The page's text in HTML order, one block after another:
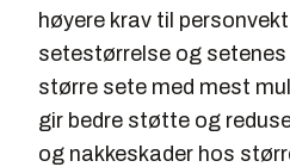
høyere krav til
setestørrelse og
større sete med mest
gir bedre støtte og
og nakkeskader hos